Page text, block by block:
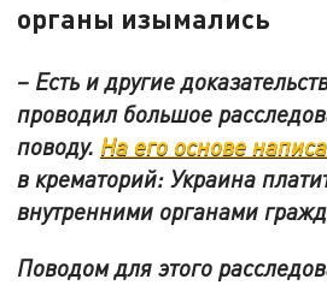
органы изымались
– Есть и другие
проводил большое
поводу. На его основе
в крематорий: Украина
внутренними органами
Поводом для этого